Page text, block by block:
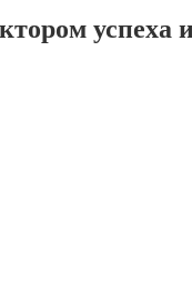
успеха